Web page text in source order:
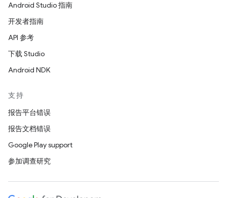
Android Studio 指南
开发者指南
API 参考
下载 Studio
Android NDK
支持
报告平台错误
报告文档错误
Google Play support
参加调查研究